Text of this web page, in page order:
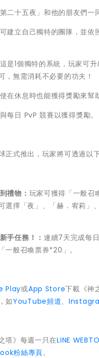
二十五夜」和他的朋友們一
建立自己獨特的團隊，並依
這是1個獨特的系統，玩家可
，無需消耗不必要的功夫！
在休息時也能獲得獎勵來幫
每日 PvP 競賽以獲得獎勵。
正式推出，玩家將可透過以
禮物： 玩家可獲得「一般召
選擇「夜」、「赫．宥莉
手任務！： 連續7天完成每
一般召喚票券*20」。
Play或App Store下載《神
如YouTube頻道、
塔》每週一只在LINE
粉絲專頁。